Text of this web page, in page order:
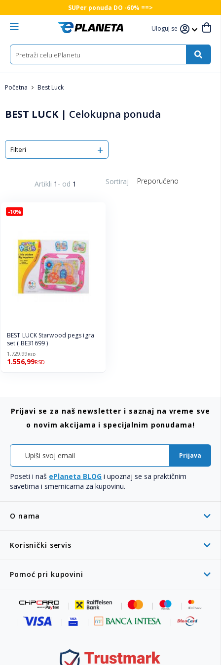
SUPer ponuda DO -60% ==>
Uloguj se
Početna Best Luck
BEST LUCK| Celokupna ponuda
Filteri
Artikli 1 - od 1 Sortiraj
-10%
BEST LUCK Starwood pegs igra
set ( BE31699 )
1.729,99RSD
1.556,99RSD
O nama
Korisnički servis
Pomoć pri kupovini
Prijavi se za naš newsletter i saznaj na vreme sve
o novim akcijama i specijalnim ponudama!
Prijava
Poseti i naš ePlaneta BLOG i upoznaj se sa praktičnim
savetima i smernicama za kupovinu.